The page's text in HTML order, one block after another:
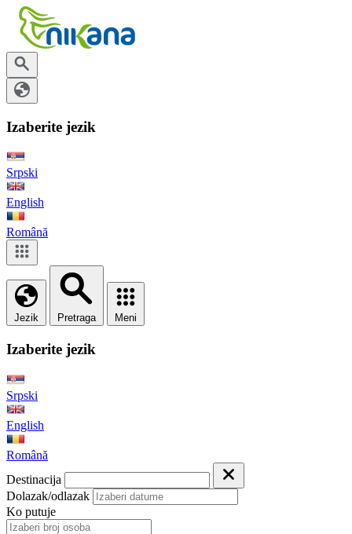
Izaberite jezik
Srpski
English
Română
Jezik Pretraga Meni
Izaberite jezik
Srpski
English
Română
Destinacija
Dolazak/odlazak
Ko putuje